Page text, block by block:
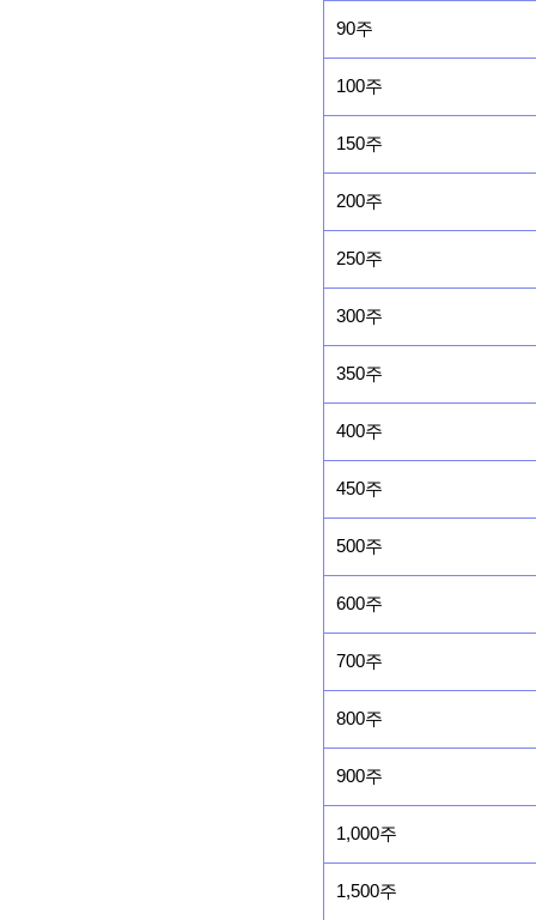
90주
100주
150주
200주
250주
300주
350주
400주
450주
500주
600주
700주
800주
900주
1,000주
1,500주